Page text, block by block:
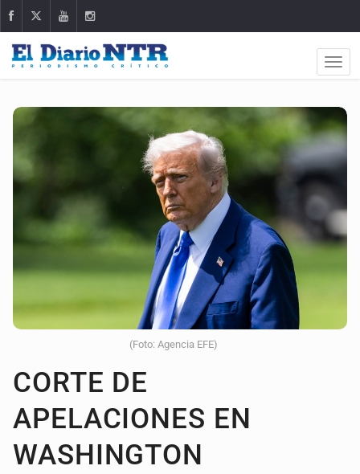
(Foto: Agencia EFE)
CORTE DE
APELACIONES EN
WASHINGTON